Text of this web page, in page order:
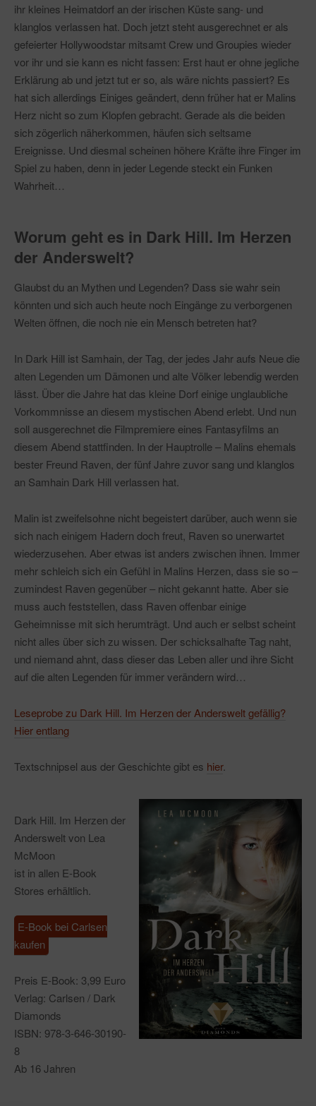
ihr kleines Heimatdorf an der irischen Küste sang- und
klanglos verlassen hat. Doch jetzt steht ausgerechnet er als
gefeierter Hollywoodstar mitsamt Crew und Groupies wieder
vor ihr und sie kann es nicht fassen: Erst haut er ohne jegliche
Erklärung ab und jetzt tut er so, als wäre nichts passiert? Es
hat sich allerdings Einiges geändert, denn früher hat er Malins
Herz nicht so zum Klopfen gebracht. Gerade als die beiden
sich zögerlich näherkommen, häufen sich seltsame
Ereignisse. Und diesmal scheinen höhere Kräfte ihre Finger im
Spiel zu haben, denn in jeder Legende steckt ein Funken
Wahrheit…
Worum geht es in Dark Hill. Im Herzen
der Anderswelt?
Glaubst du an Mythen und Legenden? Dass sie wahr sein
könnten und sich auch heute noch Eingänge zu verborgenen
Welten öffnen, die noch nie ein Mensch betreten hat?
In Dark Hill ist Samhain, der Tag, der jedes Jahr aufs Neue die
alten Legenden um Dämonen und alte Völker lebendig werden
lässt. Über die Jahre hat das kleine Dorf einige unglaubliche
Vorkommnisse an diesem mystischen Abend erlebt. Und nun
soll ausgerechnet die Filmpremiere eines Fantasyfilms an
diesem Abend stattfinden. In der Hauptrolle – Malins ehemals
bester Freund Raven, der fünf Jahre zuvor sang und klanglos
an Samhain Dark Hill verlassen hat.
Malin ist zweifelsohne nicht begeistert darüber, auch wenn sie
sich nach einigem Hadern doch freut, Raven so unerwartet
wiederzusehen. Aber etwas ist anders zwischen ihnen. Immer
mehr schleich sich ein Gefühl in Malins Herzen, dass sie so –
zumindest Raven gegenüber – nicht gekannt hatte. Aber sie
muss auch feststellen, dass Raven offenbar einige
Geheimnisse mit sich herumträgt. Und auch er selbst scheint
nicht alles über sich zu wissen. Der schicksalhafte Tag naht,
und niemand ahnt, dass dieser das Leben aller und ihre Sicht
auf die alten Legenden für immer verändern wird…
Leseprobe zu Dark Hill. Im Herzen der Anderswelt gefällig?
Hier entlang
Textschnipsel aus der Geschichte gibt es hier.
Dark Hill. Im Herzen der
Anderswelt von Lea
McMoon
ist in allen E-Book
Stores erhältlich.
E-Book bei Carlsen
kaufen
Preis E-Book: 3,99 Euro
Verlag: Carlsen / Dark
Diamonds
ISBN: 978-3-646-30190-
8
Ab 16 Jahren